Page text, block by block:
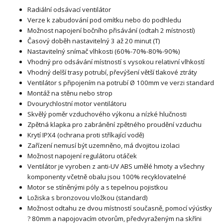
Radiální odsávací ventilátor
Verze k zabudování pod omítku nebo do podhledu
Možnost napojení bočního přisávání (odtah 2 místností)
Časový doběh nastavitelný 3 až 20 minut (T)
Nastavitelný snímač vlhkosti (60%-70%-80%-90%)
Vhodný pro odsávání místností s vysokou relativní vlhkostí
Vhodný delší trasy potrubí, převýšení větší tlakové ztráty
Ventilátor s připojením na potrubí Ø 100mm ve verzi standard
Montáž na stěnu nebo strop
Dvourychlostní motor ventilátoru
Skvělý poměr vzduchového výkonu a nízké hlučnosti
Zpětná klapka pro zabránění zpětného proudění vzduchu
Krytí IPX4 (ochrana proti stříkající vodě)
Zařízení nemusí být uzemněno, má dvojitou izolaci
Možnost napojení regulátoru otáček
Ventilátor je vyroben z anti-UV ABS umělé hmoty a všechny
komponenty včetně obalu jsou 100% recyklovatelné
Motor se stíněnými póly a s tepelnou pojistkou
Ložiska s bronzovou vložkou (standard)
Možnost odtahu ze dvou místností současně, pomocí výústky
? 80mm a napojovacím otvorům, předvyraženým na skříni